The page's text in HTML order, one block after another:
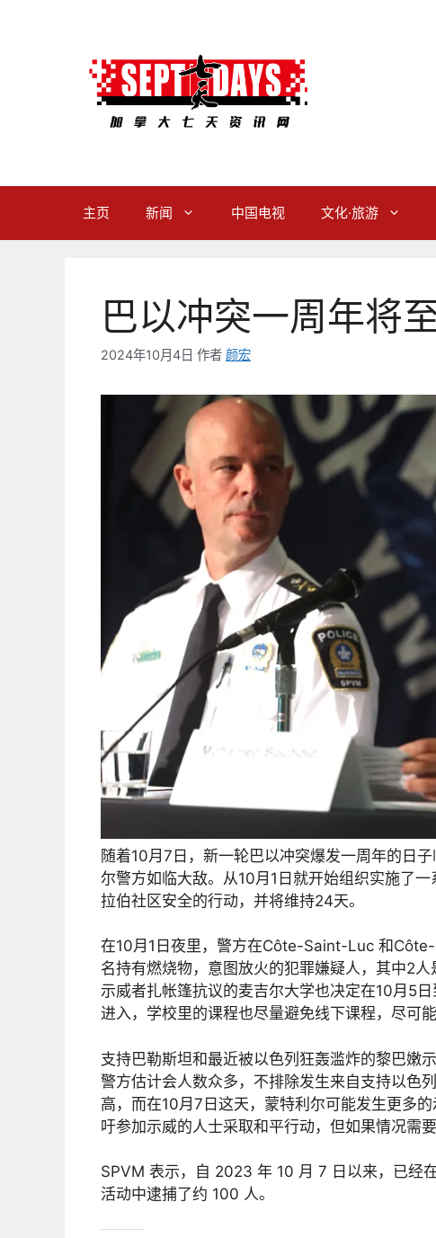
主页 新闻 中国电视 文化·旅游
巴以冲突一周年将
2024年10月4日 作者 颜宏
随着10月7日，新一轮巴以冲突爆发一周年的日
尔警方如临大敌。从10月1日就开始组织实施了
拉伯社区安全的行动，并将维持24天。
在10月1日夜里，警方在Côte-Saint-Luc 和
名持有燃烧物，意图放火的犯罪嫌疑人，其中2
示威者扎帐篷抗议的麦吉尔大学也决定在10月5
进入，学校里的课程也尽量避免线下课程，尽可能
支持巴勒斯坦和最近被以色列狂轰滥炸的黎巴嫩
警方估计会人数众多，不排除发生来自支持以色
高，而在10月7日这天，蒙特利尔可能发生更多
吁参加示威的人士采取和平行动，但如果情况需
SPVM 表示，自 2023 年 10 月 7 日以来，已经
活动中逮捕了约 100 人。